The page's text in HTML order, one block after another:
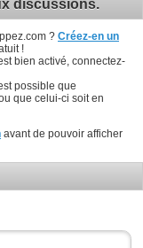
discussions.
? Créez-en un
!
bien activé, connectez-
possible que
que celui-ci soit en
avant de pouvoir afficher